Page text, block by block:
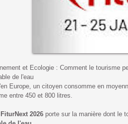
et Ecologie : Comment le tourisme
de l'eau
Europe, un citoyen consomme en
entre 450 et 800 litres.
2026 porte sur la manière dont le